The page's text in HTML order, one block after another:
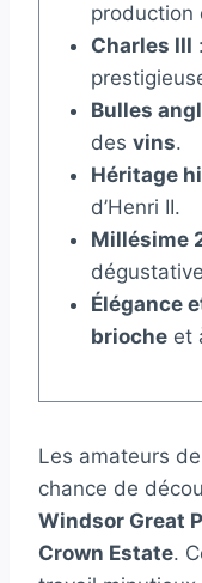
production
Charles III
Bulles
des vins.
Héritage
d’Henri II.
Millésime
Élégance
briocheet
Les amateurs
chance de
Windsor Great
Crown Estate.